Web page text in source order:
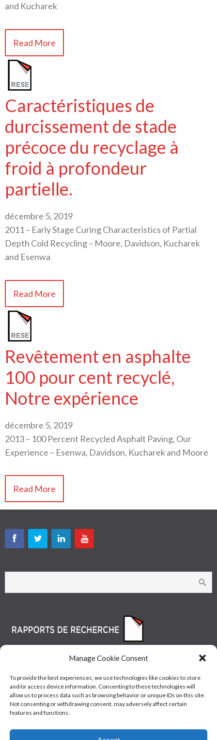
Manage Cookie Consent
To provide the best experiences, we use technologies like cookies to store
and/or access device information. Consenting to these technologies will
allow us to process data such as browsing behavior or unique IDs on this site.
Not consenting or withdrawing consent, may adversely affect certain
features and functions.
and Kucharek
Read More
Caractéristiques de
durcissement de stade
précoce du recyclage à
froid à profondeur
partielle.
décembre 5, 2019
2011 – Early Stage Curing Characteristics of Partial
Depth Cold Recycling – Moore, Davidson, Kucharek
and Esenwa
Read More
Revêtement en asphalte
100 pour cent recyclé,
Notre expérience
décembre 5, 2019
2013 – 100 Percent Recycled Asphalt Paving, Our
Experience – Esenwa, Davidson, Kucharek and Moore
Read More
© Les Industries McAsphalt Ltée® 2015 • ISO